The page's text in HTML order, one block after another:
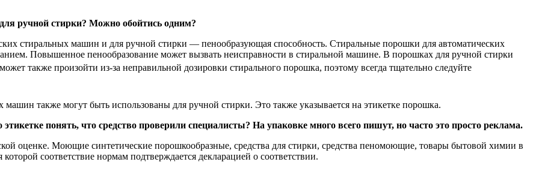
ручной стирки? Можно обойтись одним?
стиральных машин и для ручной стирки — пенообразующая способность. Стиральные порошки для автоматических
Повышенное пенообразование может вызвать неисправности в стиральной машине. В порошках для ручной стирки
также произойти из-за неправильной дозировки стирального порошка, поэтому всегда тщательно следуйте
также могут быть использованы для ручной стирки. Это также указывается на этикетке порошка.
понять, что средство проверили специалисты? На упаковке много всего пишут, но часто это просто реклама.
оценке. Моющие синтетические порошкообразные, средства для стирки, средства пеномоющие, товары бытовой химии в
соответствие нормам подтверждается декларацией о соответствии.